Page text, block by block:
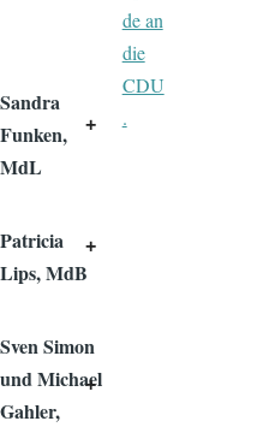
Sandra
Funken,
MdL
Patricia
Lips, MdB
Sven Simon
und Michael
Gahler,
de an
die
CDU
.